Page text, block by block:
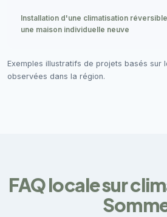
Installation d'une climatisation
une maison individuelle neuve
Exemples illustratifs de projets basés sur
observées dans la région.
FAQ locale sur